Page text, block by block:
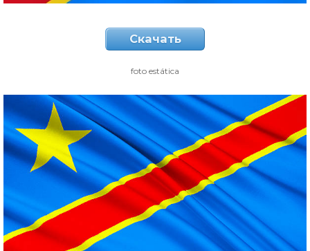
Скачать
foto estática